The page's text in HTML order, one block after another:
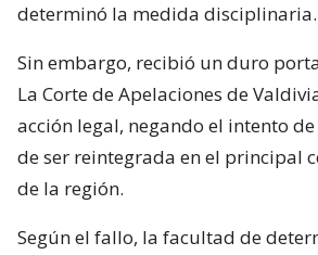
determinó la medida disciplinaria.
Sin embargo, recibió un duro
La Corte de Apelaciones de
acción legal, negando el intento
de ser reintegrada en el principal
de la región.
Según el fallo, la facultad de